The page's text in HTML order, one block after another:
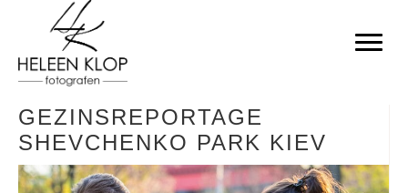
GEZINSREPORTAGE
SHEVCHENKO PARK KIEV